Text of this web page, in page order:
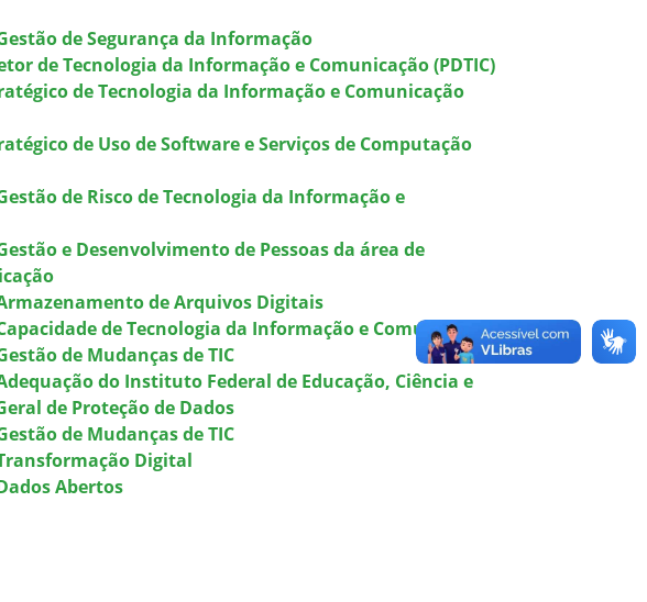
de Segurança da Informação
de Tecnologia da Informação e Comunicação (PDTIC)
de Tecnologia da Informação e Comunicação
de Uso de Software e Serviços de Computação
de Risco de Tecnologia da Informação e
e Desenvolvimento de Pessoas da área de
de Arquivos Digitais
de Tecnologia da Informação e Comunicação
de Mudanças de TIC
do Instituto Federal de Educação, Ciência e
de Proteção de Dados
de Mudanças de TIC
Digital
Abertos